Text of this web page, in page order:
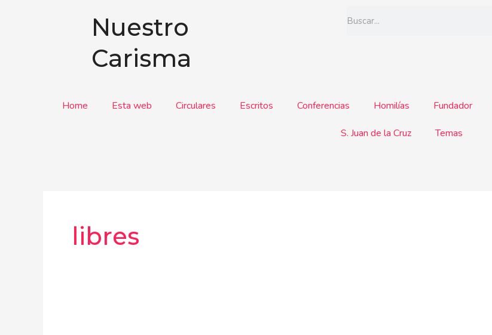
Nuestro
Carisma
Home Esta web Circulares Escritos Conferencias Homilías Fundador
S. Juan de la Cruz Temas
libres